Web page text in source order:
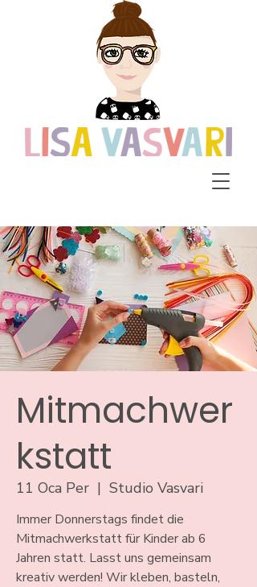
Mitmachwer
kstatt
11 Oca Per
  |
Studio Vasvari
Immer Donnerstags findet die
Mitmachwerkstatt für Kinder ab 6
Jahren statt. Lasst uns gemeinsam
kreativ werden! Wir kleben, basteln,